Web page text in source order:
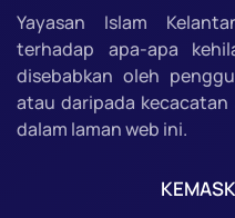
Yayasan Islam
terhadap apa-apa
disebabkan oleh
atau daripada
dalam laman web ini.